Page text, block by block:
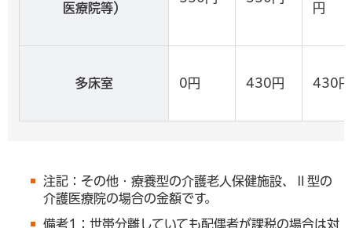
医療院等）
円
多床室 0円 430円 430円
注記：その他・療養型の介護老人保健施設、Ⅱ型の
介護医療院の場合の金額です。
備考1：世帯分離していても配偶者が課税の場合は対